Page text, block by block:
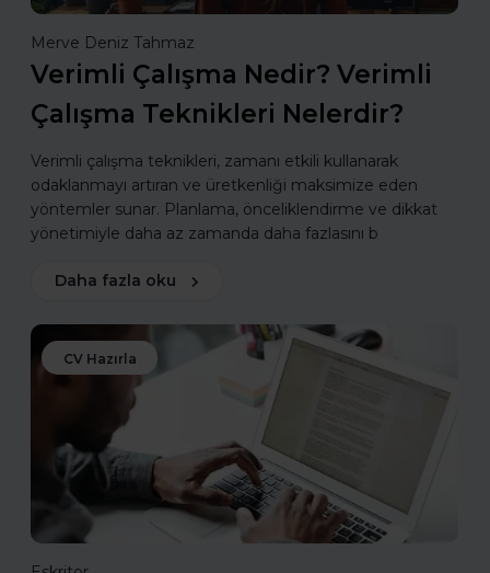
Merve Deniz Tahmaz
Verimli Çalışma Nedir? Verimli
Çalışma Teknikleri Nelerdir?
Verimli çalışma teknikleri, zamanı etkili kullanarak
odaklanmayı artıran ve üretkenliği maksimize eden
yöntemler sunar. Planlama, önceliklendirme ve dikkat
yönetimiyle daha az zamanda daha fazlasını b
Daha fazla oku
CV Hazırla